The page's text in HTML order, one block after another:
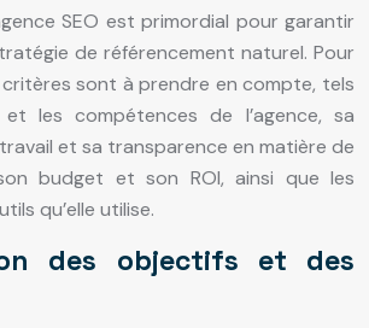
SEO est primordial pour garantir
de référencement naturel. Pour
sont à prendre en compte, tels
et les compétences de l’agence, sa
et sa transparence en matière de
budget et son ROI, ainsi que les
qu’elle utilise.
des objectifs et des